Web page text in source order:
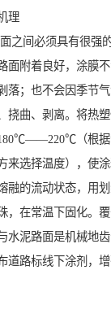
理
之间必须具有很强
面附着良好，涂膜
落；也不会因季节
挠曲、剥离。将热
（根据
来选择温度），使
融的流动状态，用划
，在常温下固化。
水泥路面是机械地
道路标线下涂剂，